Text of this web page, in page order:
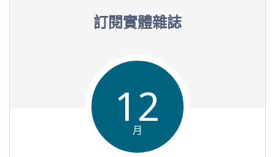
訂閱實體雜誌
12
月